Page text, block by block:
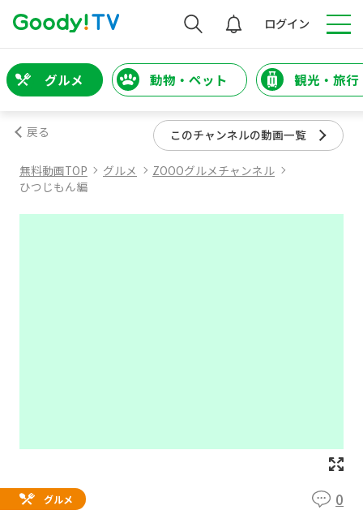
検索 ログイン
グルメ 動物・ペット 観光・旅行
戻る このチャンネルの動画一覧
無料動画TOP グルメ
ZOOOグルメチャンネル
ひつじもん編
グルメ 0